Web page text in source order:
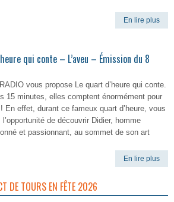
En lire plus
qui conte – L’aveu – Émission du 8
vous propose Le quart d’heure qui conte.
15 minutes, elles comptent énormément pour
En effet, durant ce fameux quart d’heure, vous
l’opportunité de découvrir Didier, homme
et passionnant, au sommet de son art
En lire plus
DE TOURS EN FÊTE 2026